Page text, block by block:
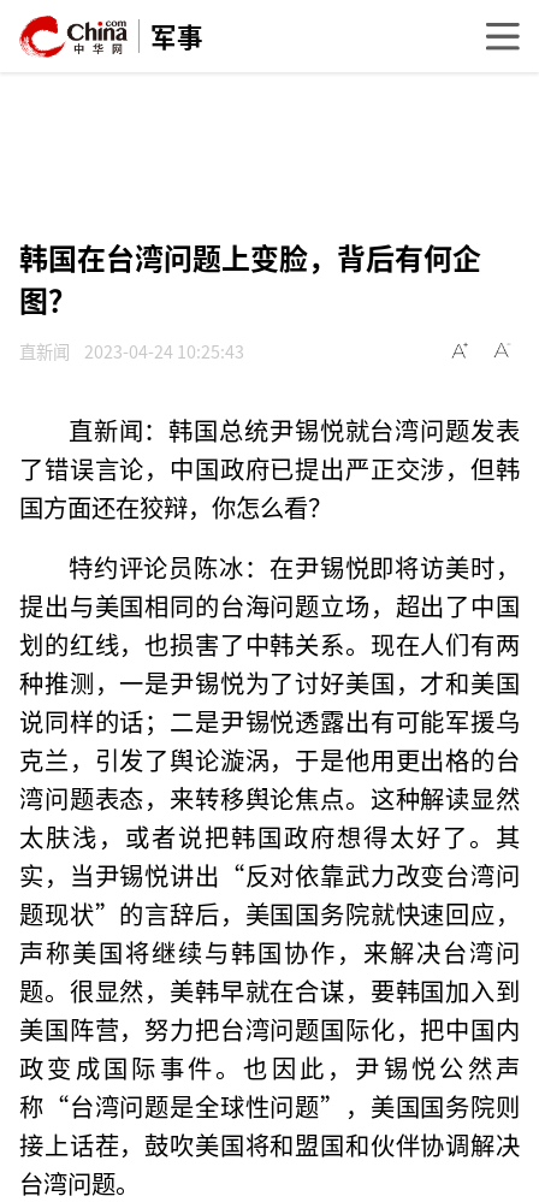
军事
韩国在台湾问题上变脸，背后有何企
图？
直新闻 2023-04-24 10:25:43
直新闻：韩国总统尹锡悦就台湾问题发表
了错误言论，中国政府已提出严正交涉，但韩
国方面还在狡辩，你怎么看？
特约评论员陈冰：在尹锡悦即将访美时，
提出与美国相同的台海问题立场，超出了中国
划的红线，也损害了中韩关系。现在人们有两
种推测，一是尹锡悦为了讨好美国，才和美国
说同样的话；二是尹锡悦透露出有可能军援乌
克兰，引发了舆论漩涡，于是他用更出格的台
湾问题表态，来转移舆论焦点。这种解读显然
太肤浅，或者说把韩国政府想得太好了。其
实，当尹锡悦讲出“反对依靠武力改变台湾问
题现状”的言辞后，美国国务院就快速回应，
声称美国将继续与韩国协作，来解决台湾问
题。很显然，美韩早就在合谋，要韩国加入到
美国阵营，努力把台湾问题国际化，把中国内
政变成国际事件。也因此，尹锡悦公然声
称“台湾问题是全球性问题”，美国国务院则
接上话茬，鼓吹美国将和盟国和伙伴协调解决
台湾问题。